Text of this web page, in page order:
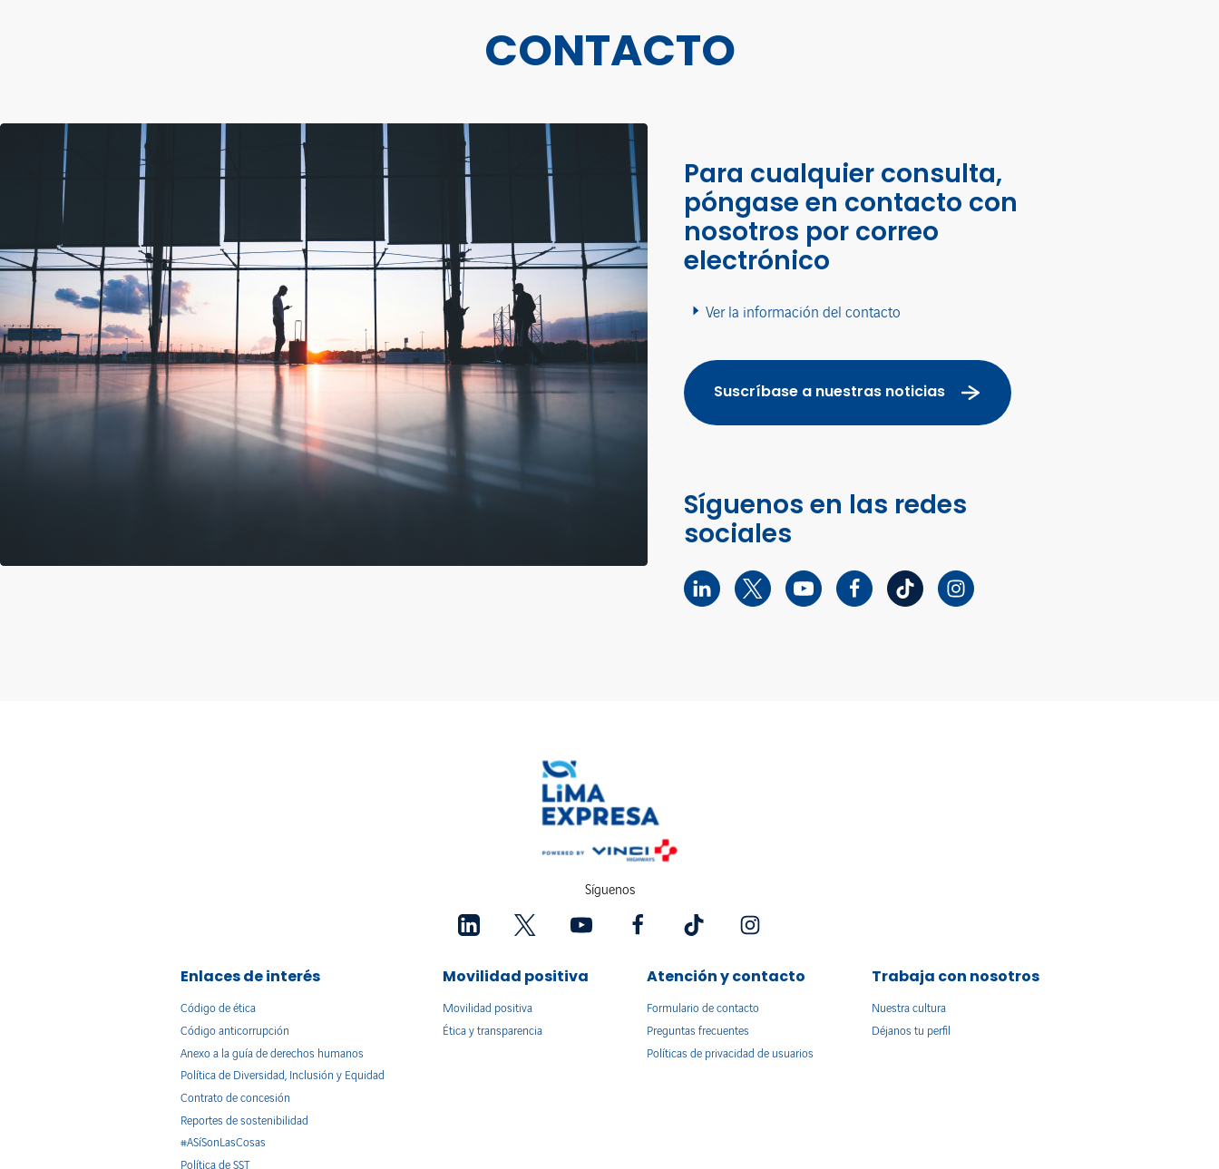
CONTACTO
Para cualquier consulta,
póngase en contacto con
nosotros por correo
electrónico
Ver la información del contacto
Suscríbase a nuestras noticias
Síguenos en las redes
sociales
Síguenos
Enlaces de interés
Código de ética
Código anticorrupción
Anexo a la guía de derechos humanos
Política de Diversidad, Inclusión y Equidad
Contrato de concesión
Reportes de sostenibilidad
#ASíSonLasCosas
Política de SST
Movilidad positiva
Movilidad positiva
Ética y transparencia
Atención y contacto
Formulario de contacto
Preguntas frecuentes
Políticas de privacidad de usuarios
Trabaja con nosotros
Nuestra cultura
Déjanos tu perfil